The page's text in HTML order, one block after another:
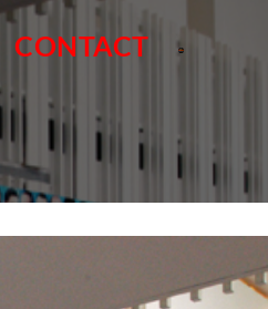
CONTACT